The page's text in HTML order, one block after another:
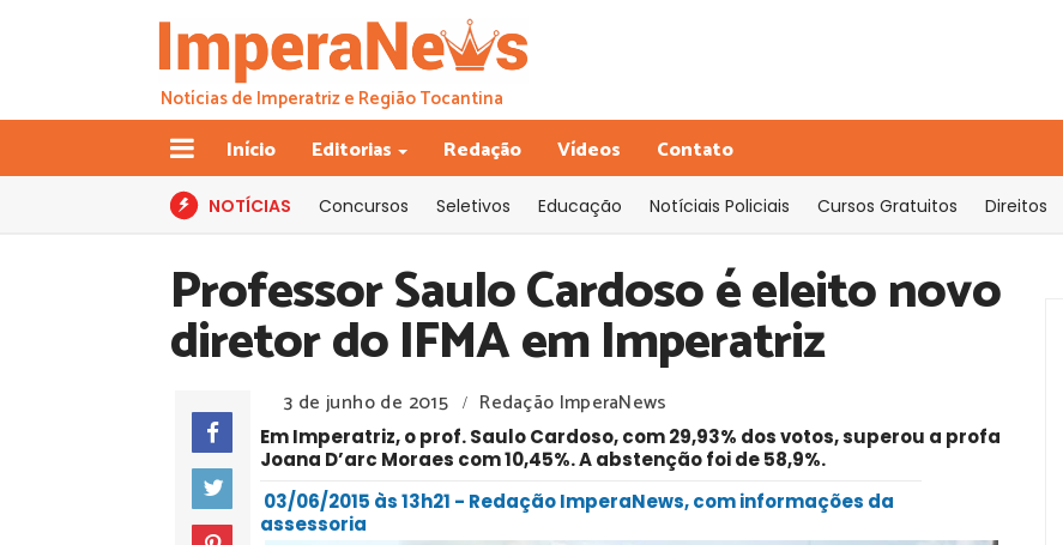
Notícias de Imperatriz e Região Tocantina
Início Editorias Redação Vídeos Contato
NOTÍCIAS Concursos Seletivos Educação Notíciais Policiais Cursos Gratuitos Direitos
Professor Saulo Cardoso é eleito novo
diretor do IFMA em Imperatriz
3 de junho de 2015 / Redação ImperaNews
Em Imperatriz, o prof. Saulo Cardoso, com 29,93% dos votos, superou a profa
Joana D’arc Moraes com 10,45%. A abstenção foi de 58,9%.
03/06/2015 às 13h21 - Redação ImperaNews, com informações da
assessoria